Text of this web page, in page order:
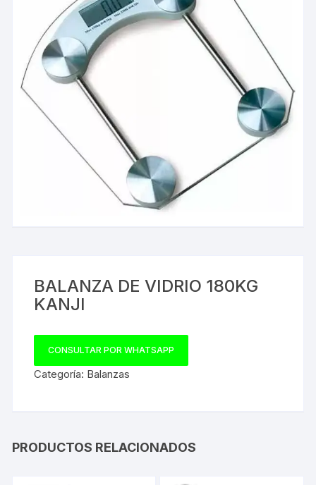
BALANZA DE VIDRIO 180KG
KANJI
CONSULTAR POR WHATSAPP
Categoría: Balanzas
PRODUCTOS RELACIONADOS